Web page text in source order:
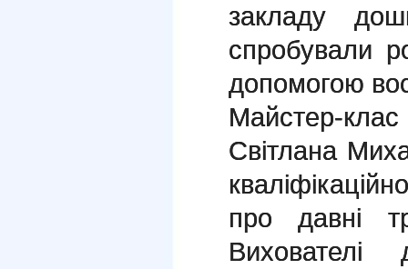
закладу
спробували
допомогою
Майстер-
Світлана
про давні
Вихователі